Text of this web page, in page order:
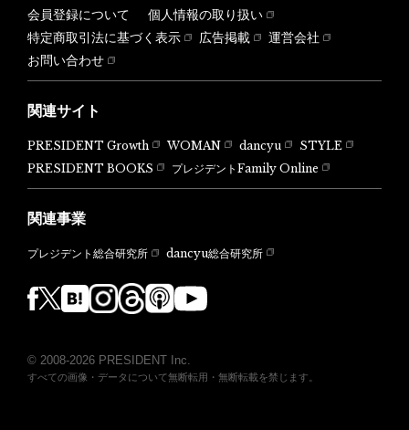
会員登録について
個人情報の取り扱い
特定商取引法に基づく表示
広告掲載
運営会社
お問い合わせ
関連サイト
PRESIDENT Growth WOMAN dancyu
STYLE
PRESIDENT BOOKS
プレジデントFamily Online
関連事業
プレジデント総合研究所 dancyu総合研究所
© 2008-2026 PRESIDENT Inc.
すべての画像・データについて無断転用・無断転載を禁じます。